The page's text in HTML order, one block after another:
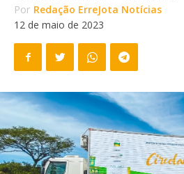
Por Redação ErreJota Notícias
12 de maio de 2023